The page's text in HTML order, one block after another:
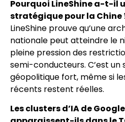
Pourquoi LineShine a-t-il
stratégique pour la Chine
LineShine prouve qu’une
nationale peut atteindre le
pleine pression des
semi-conducteurs. C’est
géopolitique fort, même si
récents restent réelles.
Les clusters d’IA de